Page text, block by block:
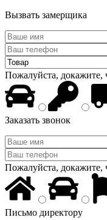
Вызвать замерщика
Пожалуйста, докажите,
Заказать звонок
Пожалуйста, докажите,
Письмо директору